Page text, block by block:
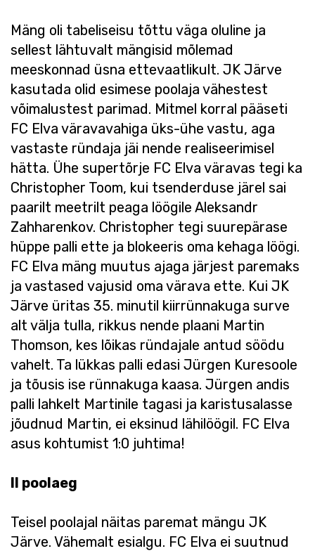
Mäng oli tabeliseisu tõttu väga oluline ja
sellest lähtuvalt mängisid mõlemad
meeskonnad üsna ettevaatlikult. JK Järve
kasutada olid esimese poolaja vähestest
võimalustest parimad. Mitmel korral pääseti
FC Elva väravavahiga üks-ühe vastu, aga
vastaste ründaja jäi nende realiseerimisel
hätta. Ühe supertõrje FC Elva väravas tegi ka
Christopher Toom, kui tsenderduse järel sai
paarilt meetrilt peaga löögile Aleksandr
Zahharenkov. Christopher tegi suurepärase
hüppe palli ette ja blokeeris oma kehaga löögi.
FC Elva mäng muutus ajaga järjest paremaks
ja vastased vajusid oma värava ette. Kui JK
Järve üritas 35. minutil kiirrünnakuga surve
alt välja tulla, rikkus nende plaani Martin
Thomson, kes lõikas ründajale antud söödu
vahelt. Ta lükkas palli edasi Jürgen Kuresoole
ja tõusis ise rünnakuga kaasa. Jürgen andis
palli lahkelt Martinile tagasi ja karistusalasse
jõudnud Martin, ei eksinud lähilöögil. FC Elva
asus kohtumist 1:0 juhtima!
II poolaeg
Teisel poolajal näitas paremat mängu JK
Järve. Vähemalt esialgu. FC Elva ei suutnud